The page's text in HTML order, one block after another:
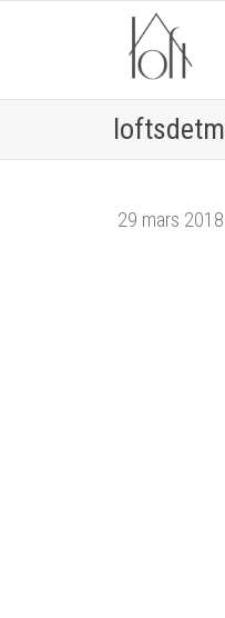
29 mars 2018